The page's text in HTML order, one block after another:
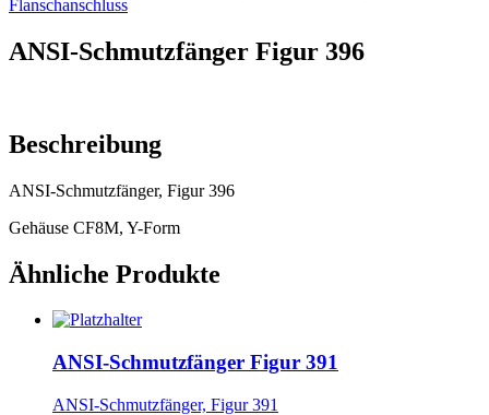
Flanschanschluss
ANSI-Schmutzfänger Figur 396
Beschreibung
ANSI-Schmutzfänger, Figur 396
Gehäuse CF8M, Y-Form
Ähnliche Produkte
ANSI-Schmutzfänger Figur 391
ANSI-Schmutzfänger, Figur 391